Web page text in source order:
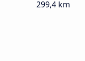
299,4 km